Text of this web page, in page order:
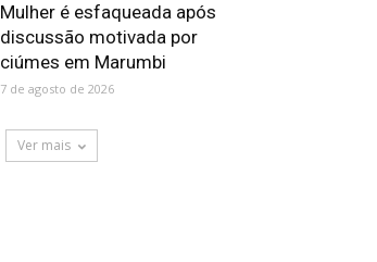
Mulher é esfaqueada após
discussão motivada por
ciúmes em Marumbi
7 de agosto de 2026
Ver mais